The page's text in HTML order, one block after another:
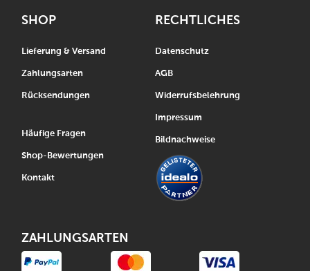
SHOP
Lieferung & Versand
Zahlungsarten
Rücksendungen
Häufige Fragen
Shop-Bewertungen
Kontakt
RECHTLICHES
Datenschutz
AGB
Widerrufsbelehrung
Impressum
Bildnachweise
ZAHLUNGSARTEN